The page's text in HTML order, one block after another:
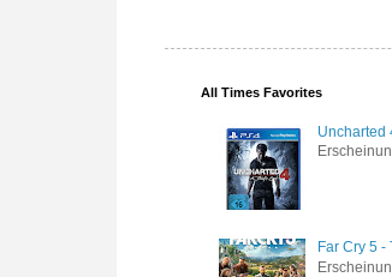
All Times Favorites
Uncharted
Far Cry 5 -